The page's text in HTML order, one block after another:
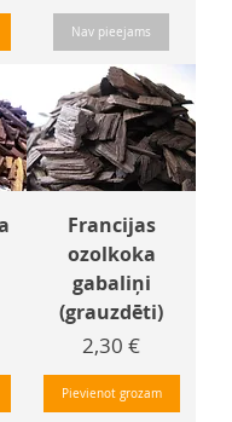
Nav pieejams
Francijas
ozolkoka
gabaliņi
(grauzdēti)
Cena
2,30 €
Pievienot grozam